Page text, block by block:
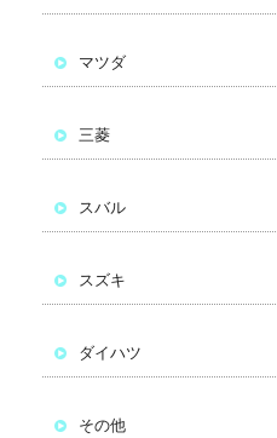
マツダ
三菱
スバル
スズキ
ダイハツ
その他